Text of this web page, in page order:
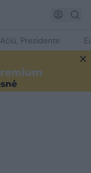
Ačiū, Prezidente